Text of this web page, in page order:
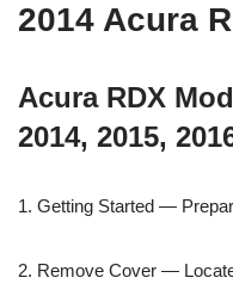
2014 Acura
Acura RDX
2014, 2015,
1. Getting Started —
2. Remove Cover —